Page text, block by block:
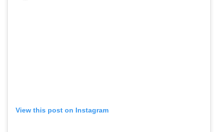
View this post on Instagram